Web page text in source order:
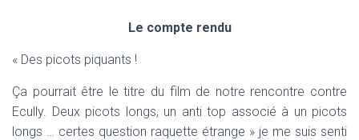
Le compte rendu
« Des picots piquants !
Ça pourrait être le titre du film de notre rencontre contre
Ecully. Deux picots longs, un anti top associé à un picots
longs … certes question raquette étrange » je me suis senti